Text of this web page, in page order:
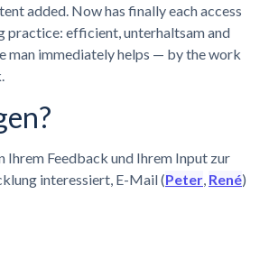
added. Now has finally each access
practice: efficient, unterhaltsam and
man immediately helps — by the work
Ihrem Feedback und Ihrem Input zur
interessiert, E-Mail (Peter René)